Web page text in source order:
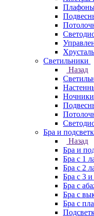
Светильники
Назад
Ночники
Бра и
Назад
Бра и
Бра с 1
Бра с 2
Бра с 3
Бра с
Бра с
Бра с